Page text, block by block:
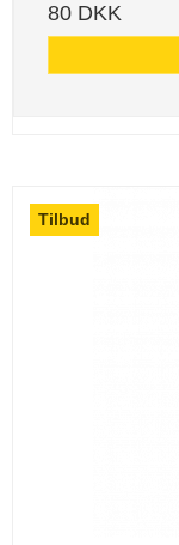
80 DKK
Tilbud